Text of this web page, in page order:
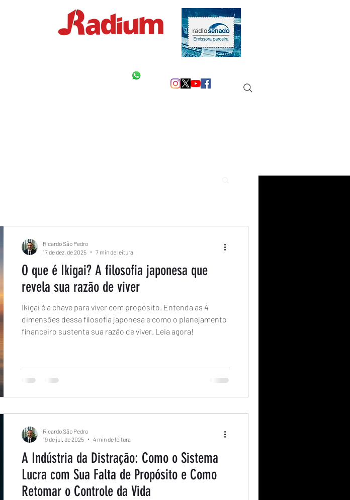
O que é Ikigai? A filosofia japonesa que
revela sua razão de viver
Ikigai é a chave para viver com propósito. Entenda as 4
dimensões dessa filosofia japonesa e como o planejamento
financeiro sustenta sua razão de viver. Leia agora!
Ricardo São Pedro
17 de dez. de 2025
7 min de leitura
A Indústria da Distração: Como o Sistema
Lucra com Sua Falta de Propósito e Como
Retomar o Controle da Vida
Ricardo São Pedro
19 de jul. de 2025
4 min de leitura